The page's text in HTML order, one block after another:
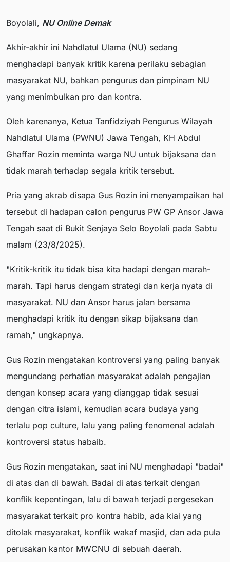
Boyolali, NU Online Demak
Akhir-akhir ini Nahdlatul Ulama (NU) sedang
menghadapi banyak kritik karena perilaku sebagian
masyarakat NU, bahkan pengurus dan pimpinam NU
yang menimbulkan pro dan kontra.
Oleh karenanya, Ketua Tanfidziyah Pengurus Wilayah
Nahdlatul Ulama (PWNU) Jawa Tengah, KH Abdul
Ghaffar Rozin meminta warga NU untuk bijaksana dan
tidak marah terhadap segala kritik tersebut.
Pria yang akrab disapa Gus Rozin ini menyampaikan hal
tersebut di hadapan calon pengurus PW GP Ansor Jawa
Tengah saat di Bukit Senjaya Selo Boyolali pada Sabtu
malam (23/8/2025).
"Kritik-kritik itu tidak bisa kita hadapi dengan marah-
marah. Tapi harus dengam strategi dan kerja nyata di
masyarakat. NU dan Ansor harus jalan bersama
menghadapi kritik itu dengan sikap bijaksana dan
ramah," ungkapnya.
Gus Rozin mengatakan kontroversi yang paling banyak
mengundang perhatian masyarakat adalah pengajian
dengan konsep acara yang dianggap tidak sesuai
dengan citra islami, kemudian acara budaya yang
terlalu pop culture, lalu yang paling fenomenal adalah
kontroversi status habaib.
Gus Rozin mengatakan, saat ini NU menghadapi "badai"
di atas dan di bawah. Badai di atas terkait dengan
konflik kepentingan, lalu di bawah terjadi pergesekan
masyarakat terkait pro kontra habib, ada kiai yang
ditolak masyarakat, konflik wakaf masjid, dan ada pula
perusakan kantor MWCNU di sebuah daerah.